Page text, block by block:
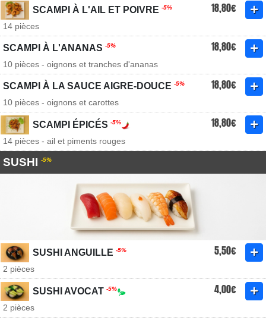
SCAMPI À L'AIL ET POIVRE -5% 18,80€
14 pièces
SCAMPI À L'ANANAS -5% 18,80€
10 pièces - oignons et tranches d'ananas
SCAMPI À LA SAUCE AIGRE-DOUCE -5% 18,80€
10 pièces - oignons et carottes
SCAMPI ÉPICÉS -5% 18,80€
14 pièces - ail et piments rouges
SUSHI -5%
SUSHI ANGUILLE -5% 5,50€
2 pièces
SUSHI AVOCAT -5% 4,00€
2 pièces